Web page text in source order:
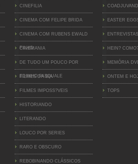
CINEFILIA
CINEMA COM FELIPE BRIDA
CINEMA COM RUBENS EWALD
FILHO
CINEMANIA
DE TUDO UM POUCO POR
EDINHO PASQUALE
FILMES DA BIA
FILMES IMPOSS?VEIS
HISTORIANDO
LITERANDO
LOUCO POR SERIES
RARO E OBSCURO
REBOBINANDO CLÁSSICOS
EASTER
ENTREVISTAS
HEIN?
MEMÓRIA
ONTEM E
TOPS